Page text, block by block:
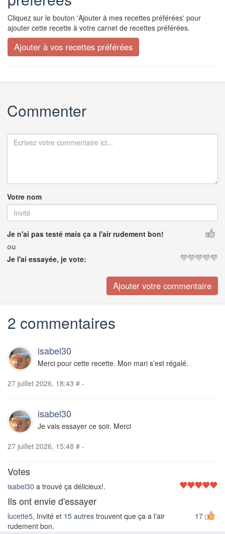
Cliquez sur le bouton 'Ajouter à mes recettes préférées' pour
ajouter cette recette à votre carnet de recettes préférées.
Commenter
Votre nom
Je n'ai pas testé mais ça a l'air rudement bon!
ou
Je l'ai essayée, je vote:
2 commentaires
isabel30
Merci pour cette recette. Mon mari s’est régalé.
27 juillet 2026, 18:43 # -
isabel30
Je vais essayer ce soir. Merci
27 juillet 2026, 15:48 # -
Votes
isabel30 a trouvé ça délicieux!.
Ils ont envie d'essayer
17
lucette5, Invité et 15 autres trouvent que ça a l'air
rudement bon.